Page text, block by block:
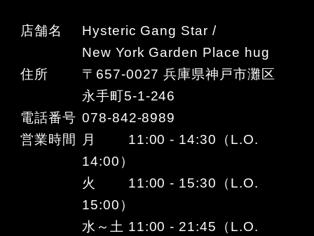
店舗名
Hysteric Gang Star /
New York Garden Place hug
住所
〒657-0027 兵庫県神戸市灘区
永手町5-1-246
電話番号 078-842-8989
営業時間
月 11:00 - 14:30（L.O.
14:00）
火 11:00 - 15:30（L.O.
15:00）
水～土 11:00 - 21:45（L.O.